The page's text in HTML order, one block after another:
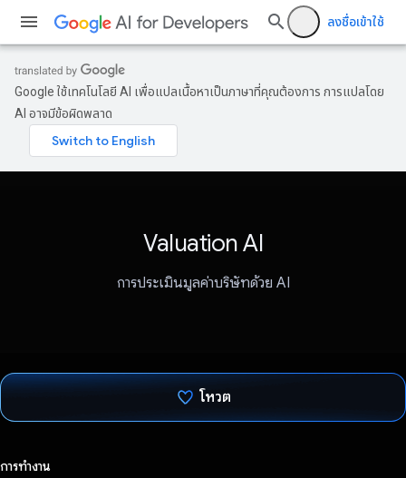
ลงชื่อเข้าใช้
Google ใช้เทคโนโลยี AI เพื่อแปลเนื้อหาเป็นภาษาที่คุณต้องการ การแปลโดย
AI อาจมีข้อผิดพลาด
Valuation AI
การประเมินมูลค่าบริษัทด้วย AI
โหวต
การทำงาน